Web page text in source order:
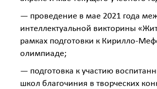
— проведение в мае 2021 года
интеллектуальной викторины
рамках подготовки к Кирилло-
олимпиаде;
— подготовка к участию
школ благочиния в творческих